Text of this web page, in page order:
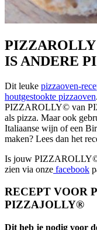
IS ANDERE
Dit leuke pizzaoven-
houtgestookte pizzaoven
PIZZAROLLY© van
als pizza. Maar ook
Italiaanse wijn of een
maken? Lees dan het
Is jouw PIZZAROLLY©
zien via onze facebook
RECEPT VOOR
PIZZAJOLLY®
Dit heb je nodig voor